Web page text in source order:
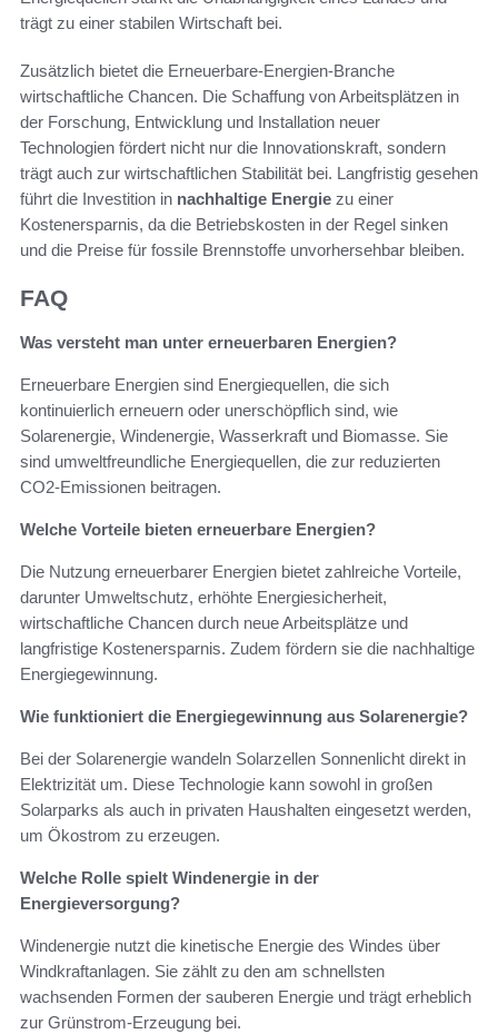
trägt zu einer stabilen Wirtschaft bei.
Zusätzlich bietet die Erneuerbare-Energien-Branche
wirtschaftliche Chancen. Die Schaffung von Arbeitsplätzen in
der Forschung, Entwicklung und Installation neuer
Technologien fördert nicht nur die Innovationskraft, sondern
trägt auch zur wirtschaftlichen Stabilität bei. Langfristig gesehen
führt die Investition in nachhaltige Energie zu einer
Kostenersparnis, da die Betriebskosten in der Regel sinken
und die Preise für fossile Brennstoffe unvorhersehbar bleiben.
FAQ
Was versteht man unter erneuerbaren Energien?
Erneuerbare Energien sind Energiequellen, die sich
kontinuierlich erneuern oder unerschöpflich sind, wie
Solarenergie, Windenergie, Wasserkraft und Biomasse. Sie
sind umweltfreundliche Energiequellen, die zur reduzierten
CO2-Emissionen beitragen.
Welche Vorteile bieten erneuerbare Energien?
Die Nutzung erneuerbarer Energien bietet zahlreiche Vorteile,
darunter Umweltschutz, erhöhte Energiesicherheit,
wirtschaftliche Chancen durch neue Arbeitsplätze und
langfristige Kostenersparnis. Zudem fördern sie die nachhaltige
Energiegewinnung.
Wie funktioniert die Energiegewinnung aus Solarenergie?
Bei der Solarenergie wandeln Solarzellen Sonnenlicht direkt in
Elektrizität um. Diese Technologie kann sowohl in großen
Solarparks als auch in privaten Haushalten eingesetzt werden,
um Ökostrom zu erzeugen.
Welche Rolle spielt Windenergie in der
Energieversorgung?
Windenergie nutzt die kinetische Energie des Windes über
Windkraftanlagen. Sie zählt zu den am schnellsten
wachsenden Formen der sauberen Energie und trägt erheblich
zur Grünstrom-Erzeugung bei.